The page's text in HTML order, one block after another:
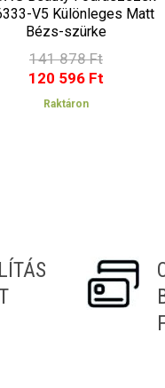
V5 Különleges Matt
Bézs-szürke
141 878 Ft
120 596 Ft
Raktáron